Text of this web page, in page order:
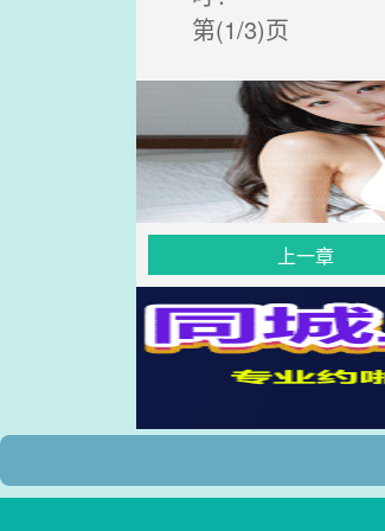
第(1/3)页
上一章